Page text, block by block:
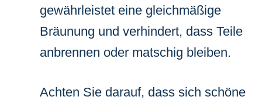
gewährleistet eine gleichmäßige
Bräunung und verhindert, dass Teile
anbrennen oder matschig bleiben.
Achten Sie darauf, dass sich schöne